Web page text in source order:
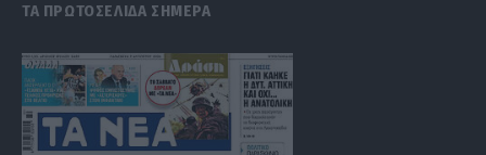
ΤΑ ΠΡΩΤΟΣΕΛΙΔΑ ΣΗΜΕΡΑ